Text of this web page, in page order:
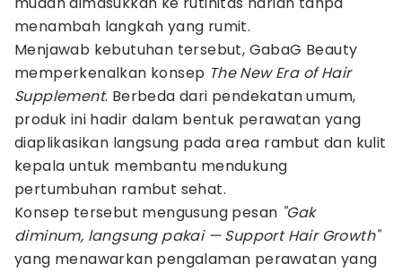
menambah langkah yang rumit.
Menjawab kebutuhan tersebut, GabaG Beauty
memperkenalkan konsep The New Era of Hair
Supplement. Berbeda dari pendekatan umum,
produk ini hadir dalam bentuk perawatan yang
diaplikasikan langsung pada area rambut dan kulit
kepala untuk membantu mendukung
pertumbuhan rambut sehat.
Konsep tersebut mengusung pesan "Gak
diminum, langsung pakai — Support Hair Growth"
yang menawarkan pengalaman perawatan yang